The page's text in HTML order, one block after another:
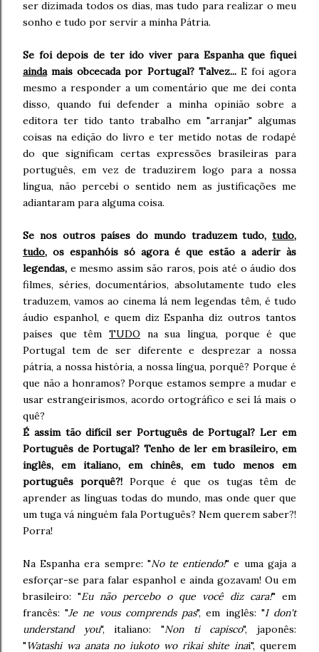
ser dizimada todos os dias, mas tudo para realizar o meu
sonho e tudo por servir a minha Pátria.
Se foi depois de ter ido viver para Espanha que fiquei
aindamais obcecada por Portugal? Talvez...E foi agora
mesmo a responder a um comentário que me dei conta
disso, quando fui defender a minha opinião sobre a
editora ter tido tanto trabalho em "arranjar" algumas
coisas na edição do livro e ter metido notas de rodapé
do que significam certas expressões brasileiras para
português, em vez de traduzirem logo para a nossa
língua, não percebi o sentido nem as justificações me
adiantaram para alguma coisa.
Se nos outros países do mundo traduzem tudo, tudo,
tudo, os espanhóis só agora é que estão a aderir às
legendas, e mesmo assim são raros, pois até o áudio dos
filmes, séries, documentários, absolutamente tudo eles
traduzem, vamos ao cinema lá nem legendas têm, é tudo
áudio espanhol, e quem diz Espanha diz outros tantos
países que têm TUDO na sua língua, porque é que
Portugal tem de ser diferente e desprezar a nossa
pátria, a nossa história, a nossa língua, porquê? Porque é
que não a honramos? Porque estamos sempre a mudar e
usar estrangeirismos, acordo ortográfico e sei lá mais o
quê?
É assim tão difícil ser Português de Portugal? Ler em
Português de Portugal? Tenho de ler em brasileiro, em
inglês, em italiano, em chinês, em tudo menos em
português porquê?! Porque é que os tugas têm de
aprender as línguas todas do mundo, mas onde quer que
um tuga vá ninguém fala Português? Nem querem saber?!
Porra!
Na Espanha era sempre: "No te entiendo!" e uma gaja a
esforçar-se para falar espanhol e ainda gozavam! Ou em
brasileiro: "Eu não percebo o que você diz cara!" em
francês: "Je ne vous comprends pas", em inglês: "I don't
understand you", italiano: "Non ti capisco", japonês:
"Watashi wa anata no iukoto wo rikai shite inai", querem